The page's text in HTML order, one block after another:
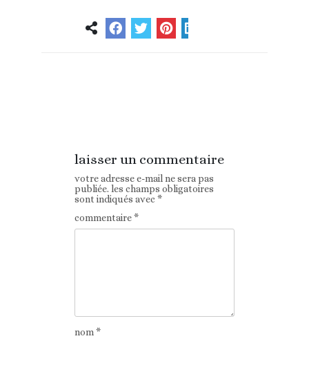
laisser un commentaire
votre adresse e-mail ne sera pas
publiée. les champs obligatoires
sont indiqués avec*
commentaire*
nom*